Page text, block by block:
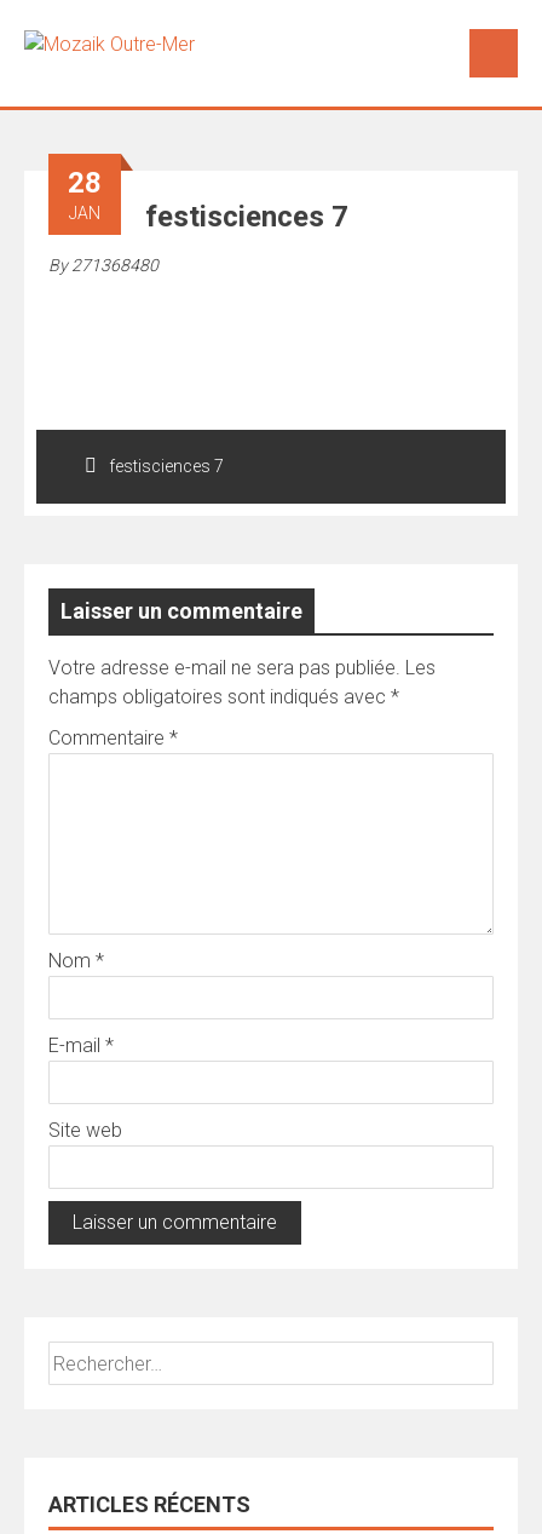
festisciences 7
28
JAN
By 271368480
Navigation
l’article
festisciences 7
Laisser un commentaire
Votre adresse e-mail ne sera pas publiée. Les
champs obligatoires sont indiqués avec *
Commentaire *
Nom *
E-mail *
Site web
Rechercher :
ARTICLES RÉCENTS